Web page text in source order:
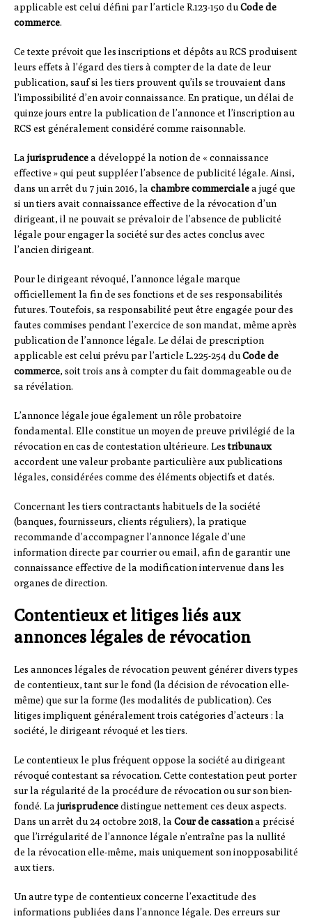
applicable est celui défini par l’article R.123-150 duCode de
commerce.
Ce texte prévoit que les inscriptions et dépôts au RCS produisent
leurs effets à l’égard des tiers à compter de la date de leur
publication, sauf si les tiers prouvent qu’ils se trouvaient dans
l’impossibilité d’en avoir connaissance. En pratique, un délai de
quinze jours entre la publication de l’annonce et l’inscription au
RCS est généralement considéré comme raisonnable.
La jurisprudencea développé la notion de « connaissance
effective » qui peut suppléer l’absence de publicité légale. Ainsi,
dans un arrêt du 7 juin 2016, la chambre commercialea jugé que
si un tiers avait connaissance effective de la révocation d’un
dirigeant, il ne pouvait se prévaloir de l’absence de publicité
légale pour engager la société sur des actes conclus avec
l’ancien dirigeant.
Pour le dirigeant révoqué, l’annonce légale marque
officiellement la fin de ses fonctions et de ses responsabilités
futures. Toutefois, sa responsabilité peut être engagée pour des
fautes commises pendant l’exercice de son mandat, même après
publication de l’annonce légale. Le délai de prescription
applicable est celui prévu par l’article L.225-254 duCode de
commerce, soit trois ans à compter du fait dommageable ou de
sa révélation.
L’annonce légale joue également un rôle probatoire
fondamental. Elle constitue un moyen de preuve privilégié de la
révocation en cas de contestation ultérieure. Lestribunaux
accordent une valeur probante particulière aux publications
légales, considérées comme des éléments objectifs et datés.
Concernant les tiers contractants habituels de la société
(banques, fournisseurs, clients réguliers), la pratique
recommande d’accompagner l’annonce légale d’une
information directe par courrier ou email, afin de garantir une
connaissance effective de la modification intervenue dans les
organes de direction.
Contentieux et litiges liés aux
annonces légales de révocation
Les annonces légales de révocation peuvent générer divers types
de contentieux, tant sur le fond (la décision de révocation elle-
même) que sur la forme (les modalités de publication). Ces
litiges impliquent généralement trois catégories d’acteurs : la
société, le dirigeant révoqué et les tiers.
Le contentieux le plus fréquent oppose la société au dirigeant
révoqué contestant sa révocation. Cette contestation peut porter
sur la régularité de la procédure de révocation ou sur son bien-
fondé. La jurisprudencedistingue nettement ces deux aspects.
Dans un arrêt du 24 octobre 2018, la Cour de cassationa précisé
que l’irrégularité de l’annonce légale n’entraîne pas la nullité
de la révocation elle-même, mais uniquement son inopposabilité
aux tiers.
Un autre type de contentieux concerne l’exactitude des
informations publiées dans l’annonce légale. Des erreurs sur